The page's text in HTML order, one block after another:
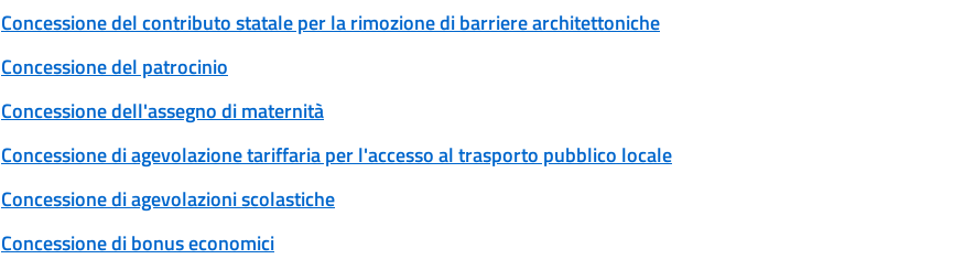
Concessione del contributo statale per la rimozione di barriere architettoniche
Concessione del patrocinio
Concessione dell'assegno di maternità
Concessione di agevolazione tariffaria per l'accesso al trasporto pubblico locale
Concessione di agevolazioni scolastiche
Concessione di bonus economici